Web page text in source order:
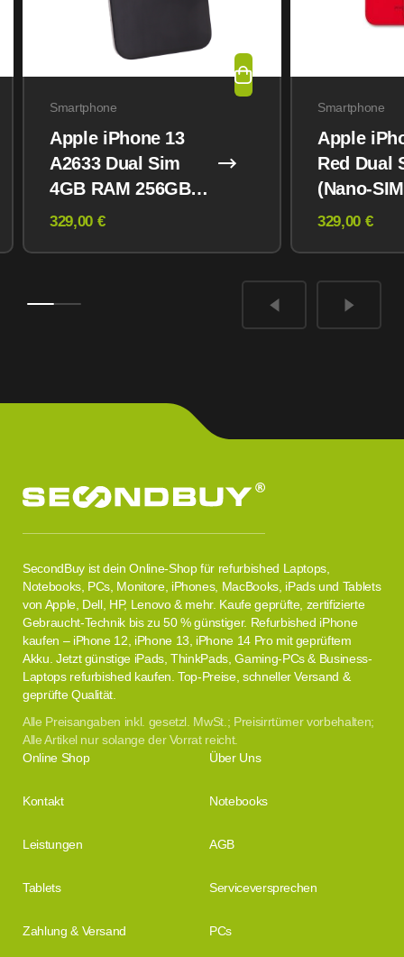
Smartphone
Apple iPhone 13
A2633 Dual Sim
4GB RAM 256GB
Midnight
329,00 €
Smartphone
Apple
Red Dual
(Nano-
eSIM)
329,00 €
SecondBuy ist dein Online-Shop für refurbished Laptops,
Notebooks, PCs, Monitore, iPhones, MacBooks, iPads und Tablets
von Apple, Dell, HP, Lenovo & mehr. Kaufe geprüfte, zertifizierte
Gebraucht-Technik bis zu 50 % günstiger. Refurbished iPhone
kaufen – iPhone 12, iPhone 13, iPhone 14 Pro mit geprüftem
Akku. Jetzt günstige iPads, ThinkPads, Gaming-PCs & Business-
Laptops refurbished kaufen. Top-Preise, schneller Versand &
geprüfte Qualität.
Alle Preisangaben inkl. gesetzl. MwSt.; Preisirrtümer vorbehalten;
Alle Artikel nur solange der Vorrat reicht.
Online Shop Über Uns
Kontakt Notebooks
Leistungen AGB
Tablets Serviceversprechen
Zahlung & Versand PCs